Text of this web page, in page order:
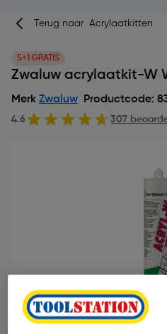
Terug naar Acrylaatkitten
5+1 GRATIS
Zwaluw acrylaatkit-W
Merk Zwaluw Productcode:
4.6 307